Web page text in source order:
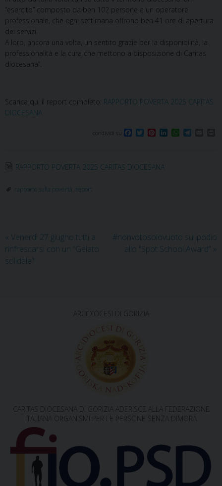
“esercito” composto da ben 102 persone e un operatore
professionale, che ogni settimana offrono ben 41 ore di apertura
dei servizi.
A loro, ancora una volta, un sentito grazie per la disponibilità, la
professionalità e la cura che mettono a disposizione di Caritas
diocesana”.
Scarica qui il report completo: RAPPORTO POVERTA 2025 CARITAS
DIOCESANA
condividi su
b
o
T
t
e
P
e
r
L W
RAPPORTO POVERTA 2025 CARITAS DIOCESANA
rapporto sulla povertà report
« Venerdì 27 giugno tutti a
rinfrescarsi con un “Gelato
solidale”!
#nonvotosolovuoto sul podio
allo “Spot School Award” »
ARCIDIOCESI DI GORIZIA
CARITAS DIOCESANA DI GORIZIA ADERISCE ALLA FEDERAZIONE
ITALIANA ORGANISMI PER LE PERSONE SENZA DIMORA